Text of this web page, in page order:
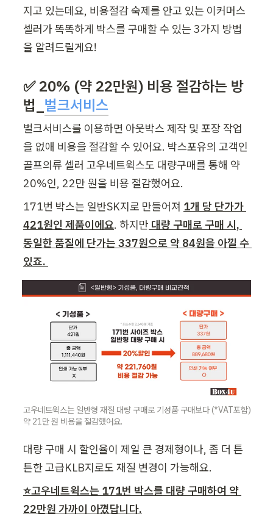
지고 있는데요, 비용절감 숙제를 안고 있는 이커머스
셀러가 똑똑하게 박스를 구매할 수 있는 3가지 방법
을 알려드릴게요!
✅ 20% (약 22만원) 비용 절감하는 방
법_ 벌크서비스
벌크서비스를 이용하면 아웃박스 제작 및 포장 작업
을 없애 비용을 절감할 수 있어요. 박스포유의 고객인
골프의류 셀러 고우네트윅스도 대량구매를 통해 약
20%인, 22만 원을 비용 절감했어요.
171번 박스는 일반SK지로 만들어져 1개 당 단가가
421원인 제품이에요. 하지만 대량 구매로 구매 시,
동일한 품질에 단가는 337원으로 약 84원을 아낄 수
있죠.
고우네트윅스는 일반형 재질 대량 구매로 기성품 구매보다 (*VAT포함)
약 21만 원 비용을 절감했어요.
대량 구매 시 할인율이 제일 큰 경제형이나, 좀 더 튼
튼한 고급KLB지로도 재질 변경이 가능해요.
⭐고우네트윅스는 171번 박스를 대량 구매하여 약
22만원 가까이 아꼈답니다.